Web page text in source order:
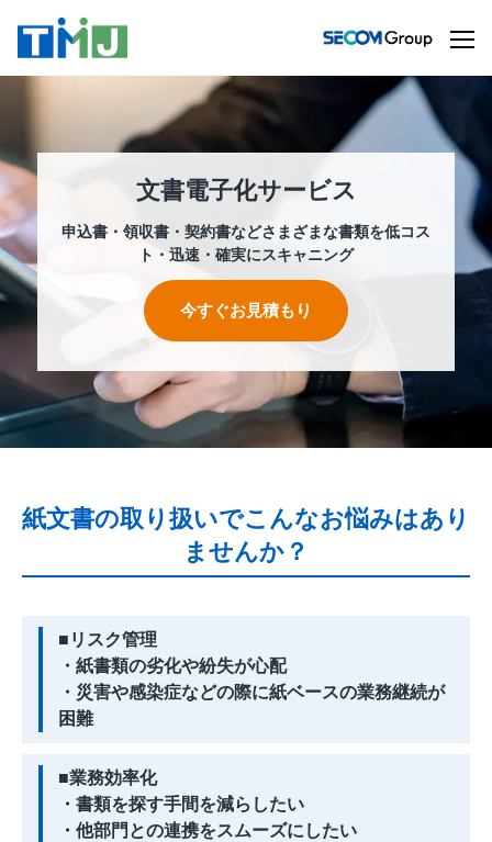
文書電子化サービス
申込書・領収書・契約書などさまざまな書類を低コス
ト・迅速・確実にスキャニング
今すぐお見積もり
紙文書の取り扱いでこんなお悩みはあり
ませんか？
■リスク管理
・紙書類の劣化や紛失が心配
・災害や感染症などの際に紙ベースの業務継続が
困難
■業務効率化
・書類を探す手間を減らしたい
・他部門との連携をスムーズにしたい